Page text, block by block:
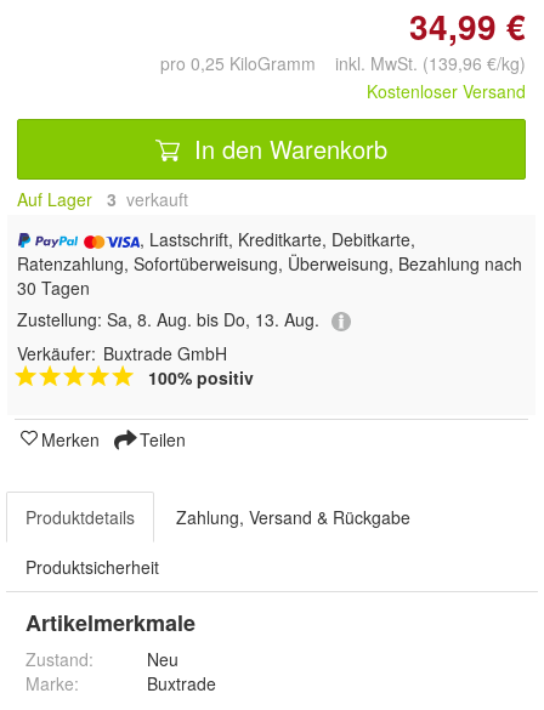
34,99 €
pro 0,25 KiloGramm inkl. MwSt. (139,96 €/kg)
Kostenloser Versand
In den Warenkorb
Auf Lager 3 verkauft
, Lastschrift, Kreditkarte, Debitkarte,
Ratenzahlung, Sofortüberweisung, Überweisung, Bezahlung nach
30 Tagen
Zustellung: Sa, 8. Aug. bis Do, 13. Aug.
Verkäufer: Buxtrade GmbH
100% positiv
Merken Teilen
Produktdetails Zahlung, Versand & Rückgabe
Produktsicherheit
Artikelmerkmale
Zustand:
Neu
Marke:
Buxtrade